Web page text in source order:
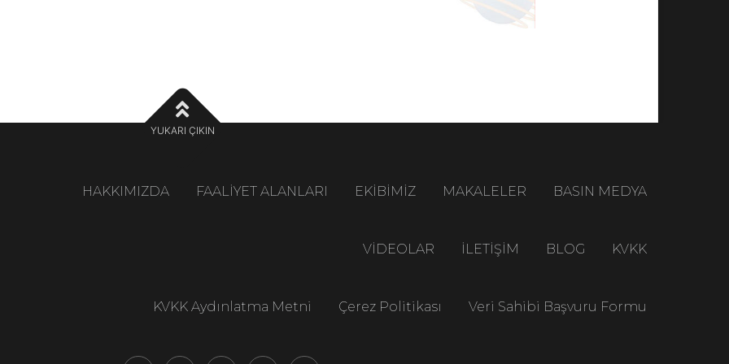
YUKARI ÇIKIN
HAKKIMIZDA FAALİYET ALANLARI EKİBİMİZ MAKALELER BASIN MEDYA
VİDEOLAR İLETİŞİM BLOG KVKK
KVKK Aydınlatma Metni Çerez Politikası Veri Sahibi Başvuru Formu